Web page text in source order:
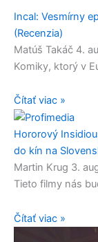
Incal: Vesmírny
(Recenzia)
Matúš Takáč 4.
Komiky, ktorý v
Čítať viac »
Hororový
do kín na
Martin Krug 3.
Tieto filmy nás
Čítať viac »